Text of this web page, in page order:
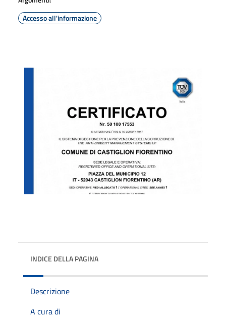
Accesso all'informazione
INDICE DELLA PAGINA
Descrizione
A cura di